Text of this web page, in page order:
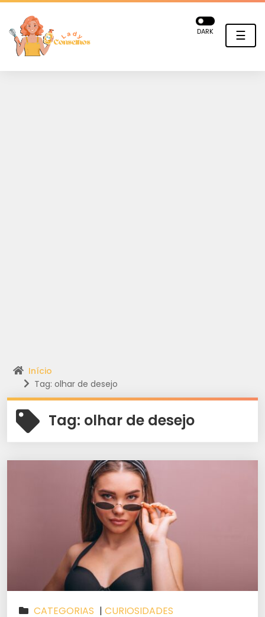
☰
DARK
Início
Tag: olhar de desejo
Tag: olhar de desejo
CATEGORIAS | CURIOSIDADES